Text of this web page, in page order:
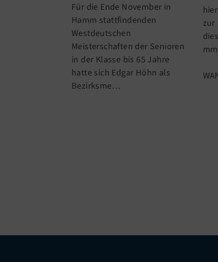
Für die Ende November in
Hamm stattfindenden
Westdeutschen
Meisterschaften der Senioren
in der Klasse bis 65 Jahre
hatte sich Edgar Höhn als
Bezirksme…
zur